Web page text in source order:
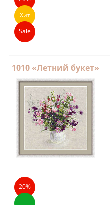
Хит
Sale
1010 «Летний букет»
20%